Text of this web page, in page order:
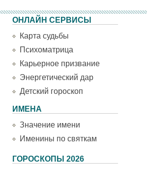
ОНЛАЙН СЕРВИСЫ
Карта судьбы
Психоматрица
Карьерное призвание
Энергетический дар
Детский гороскоп
ИМЕНА
Значение имени
Именины по святкам
ГОРОСКОПЫ 2026